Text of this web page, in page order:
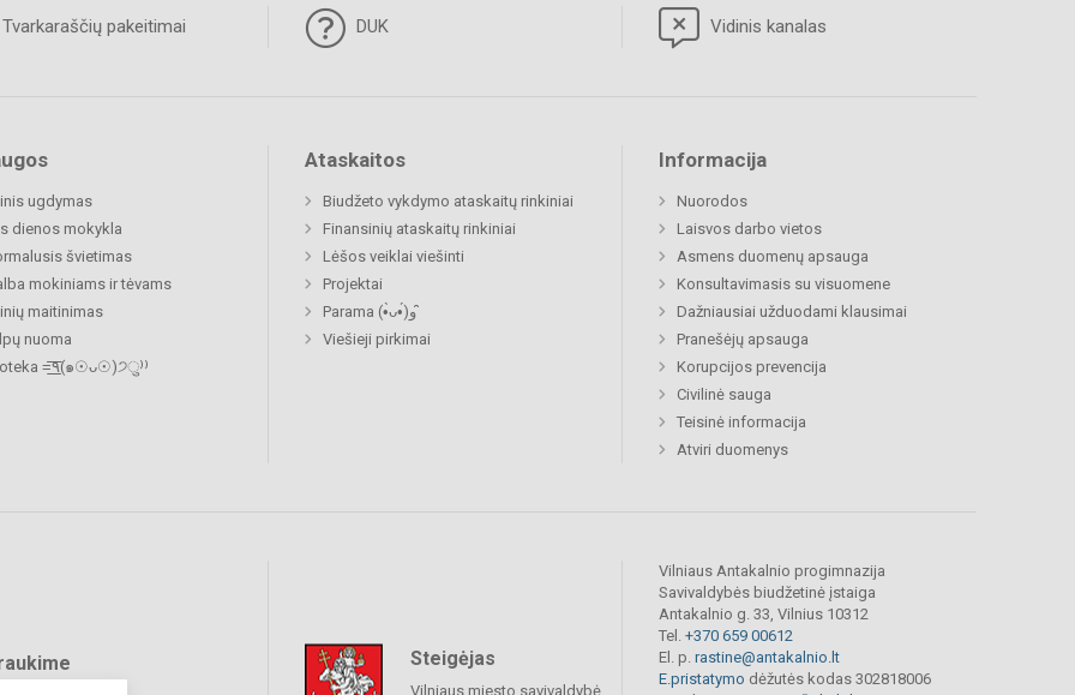
Tvarkaraščių pakeitimai DUK Vidinis kanalas
ugdymas
dienos mokykla
švietimas
mokiniams ir tėvams
maitinimas
nuoma
Biblioteka =͟͟͞͞٩(๑☉ᴗ☉)੭ु⁾⁾
Ataskaitos
Biudžeto vykdymo ataskaitų rinkiniai
Finansinių ataskaitų rinkiniai
Lėšos veiklai viešinti
Projektai
Parama (•̀ᴗ•́)و ̑̑
Viešieji pirkimai
Informacija
Nuorodos
Laisvos darbo vietos
Asmens duomenų apsauga
Konsultavimasis su visuomene
Dažniausiai užduodami klausimai
Pranešėjų apsauga
Korupcijos prevencija
Civilinė sauga
Teisinė informacija
Atviri duomenys
Steigėjas
Vilniaus miesto savivaldybė
Vilniaus Antakalnio progimnazija
Savivaldybės biudžetinė įstaiga
Antakalnio g. 33, Vilnius 10312
Tel. +370 659 00612
El. p. rastine@antakalnio.lt
E.pristatymo dėžutės kodas 302818006